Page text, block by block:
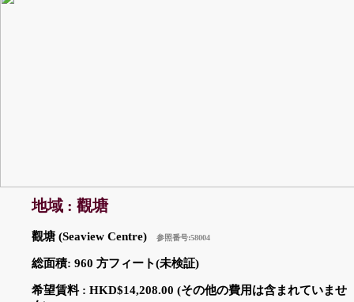
地域 : 觀塘
觀塘 (Seaview Centre) 参照番号:58004
総面積: 960 方フィート(未検証)
希望賃料 : HKD$14,208.00 (その他の費用は含まれていませ